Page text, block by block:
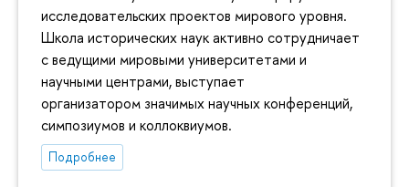
исследовательских проектов мирового уровня.
Школа исторических наук активно сотрудничает
с ведущими мировыми университетами и
научными центрами, выступает
организатором значимых научных конференций,
симпозиумов и коллоквиумов.
Подробнее